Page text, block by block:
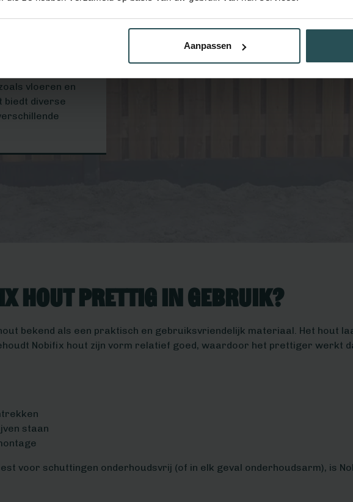
Aanpassen
zoals
tot
vloeren en
biedt diverse
hout prettig in gebruik?
bekend als een praktisch en gebruiksvriendelijk materiaal. Het hout
Nobifix hout zijn vorm relatief goed, waardoor het prettiger werkt
staan
voor schuttingen onderhoudsvrij (of in elk geval onderhoudsarm), is